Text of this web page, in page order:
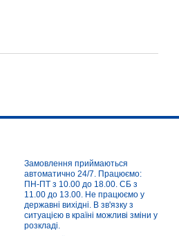
Замовлення приймаються
автоматично 24/7. Працюємо:
ПН-ПТ з 10.00 до 18.00. СБ з
11.00 до 13.00. Не працюємо у
державні вихідні. В зв'язку з
ситуацією в країні можливі зміни у
розкладі.